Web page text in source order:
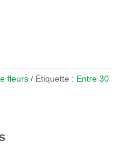
fleurs Étiquette : Entre 30